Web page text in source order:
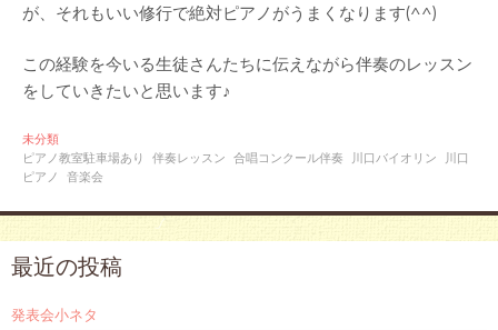
が、それもいい修行で絶対ピアノがうまくなります(^^)
この経験を今いる生徒さんたちに伝えながら伴奏のレッスン
をしていきたいと思います♪
未分類
ピアノ教室駐車場あり
伴奏レッスン 合唱コンクール伴奏 川口バイオリン
川口
ピアノ
音楽会
最近の投稿
発表会小ネタ